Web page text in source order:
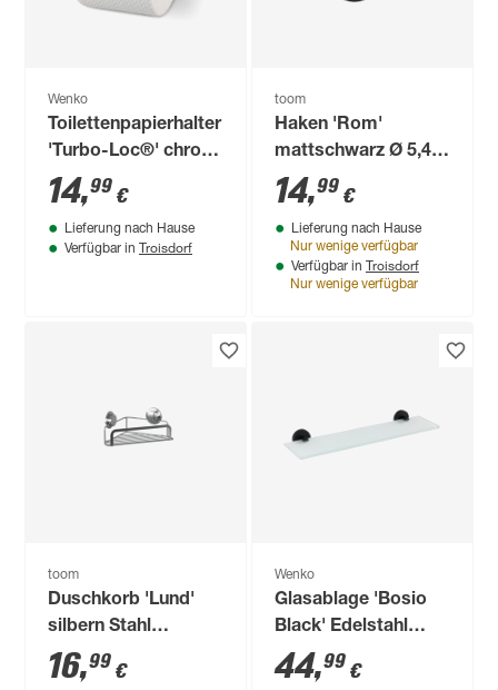
Wenko
Toilettenpapierhalter
'Turbo-Loc®' chrom
14 x 6 x 9 cm
14,99 €
Lieferung nach Hause
Verfügbar in Troisdorf
toom
Haken 'Rom'
mattschwarz Ø 5,4
cm
14,99 €
Lieferung nach Hause
Nur wenige verfügbar
Verfügbar in Troisdorf
Nur wenige verfügbar
toom
Duschkorb 'Lund'
silbern Stahl
verchromt 26 x 10,7
x 16,6 cm
16,99 €
Wenko
Glasablage 'Bosio
Black' Edelstahl
rostfrei, matt 46,5 x
5,5 x 13,5 cm
44,99 €